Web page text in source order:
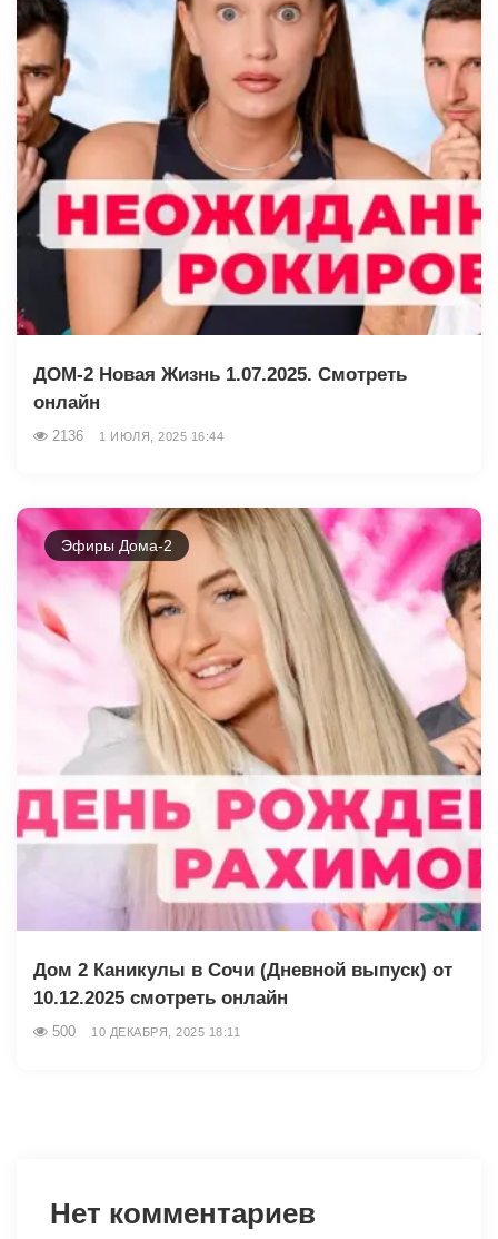
ДОМ-2 Новая Жизнь 1.07.2025. Смотреть
онлайн
2136 1 ИЮЛЯ, 2025 16:44
Эфиры Дома-2
Дом 2 Каникулы в Сочи (Дневной выпуск) от
10.12.2025 смотреть онлайн
500 10 ДЕКАБРЯ, 2025 18:11
Нет комментариев